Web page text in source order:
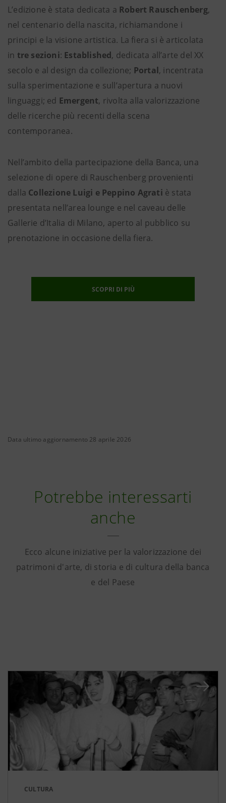
L’edizione è stata dedicata a Robert Rauschenberg,
nel centenario della nascita, richiamandone i
principi e la visione artistica. La fiera si è articolata
in tre sezioni: Established, dedicata all’arte del XX
secolo e al design da collezione; Portal, incentrata
sulla sperimentazione e sull’apertura a nuovi
linguaggi; ed Emergent, rivolta alla valorizzazione
delle ricerche più recenti della scena
contemporanea.
Nell’ambito della partecipazione della Banca, una
selezione di opere di Rauschenberg provenienti
dalla Collezione Luigi e Peppino Agrati è stata
presentata nell’area lounge e nel caveau delle
Gallerie d’Italia di Milano, aperto al pubblico su
prenotazione in occasione della fiera.
SCOPRI DI PIÙ
Data ultimo aggiornamento 28 aprile 2026
Potrebbe interessarti
anche
Ecco alcune iniziative per la valorizzazione dei
patrimoni d'arte, di storia e di cultura della banca
e del Paese
CULTURA